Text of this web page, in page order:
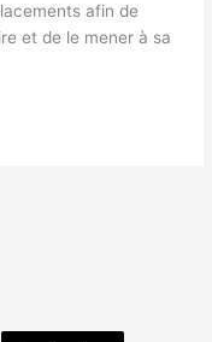
afin de
et de le mener à sa